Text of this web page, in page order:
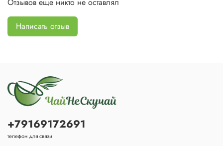
Написать отзыв
+79169172691
телефон для связи